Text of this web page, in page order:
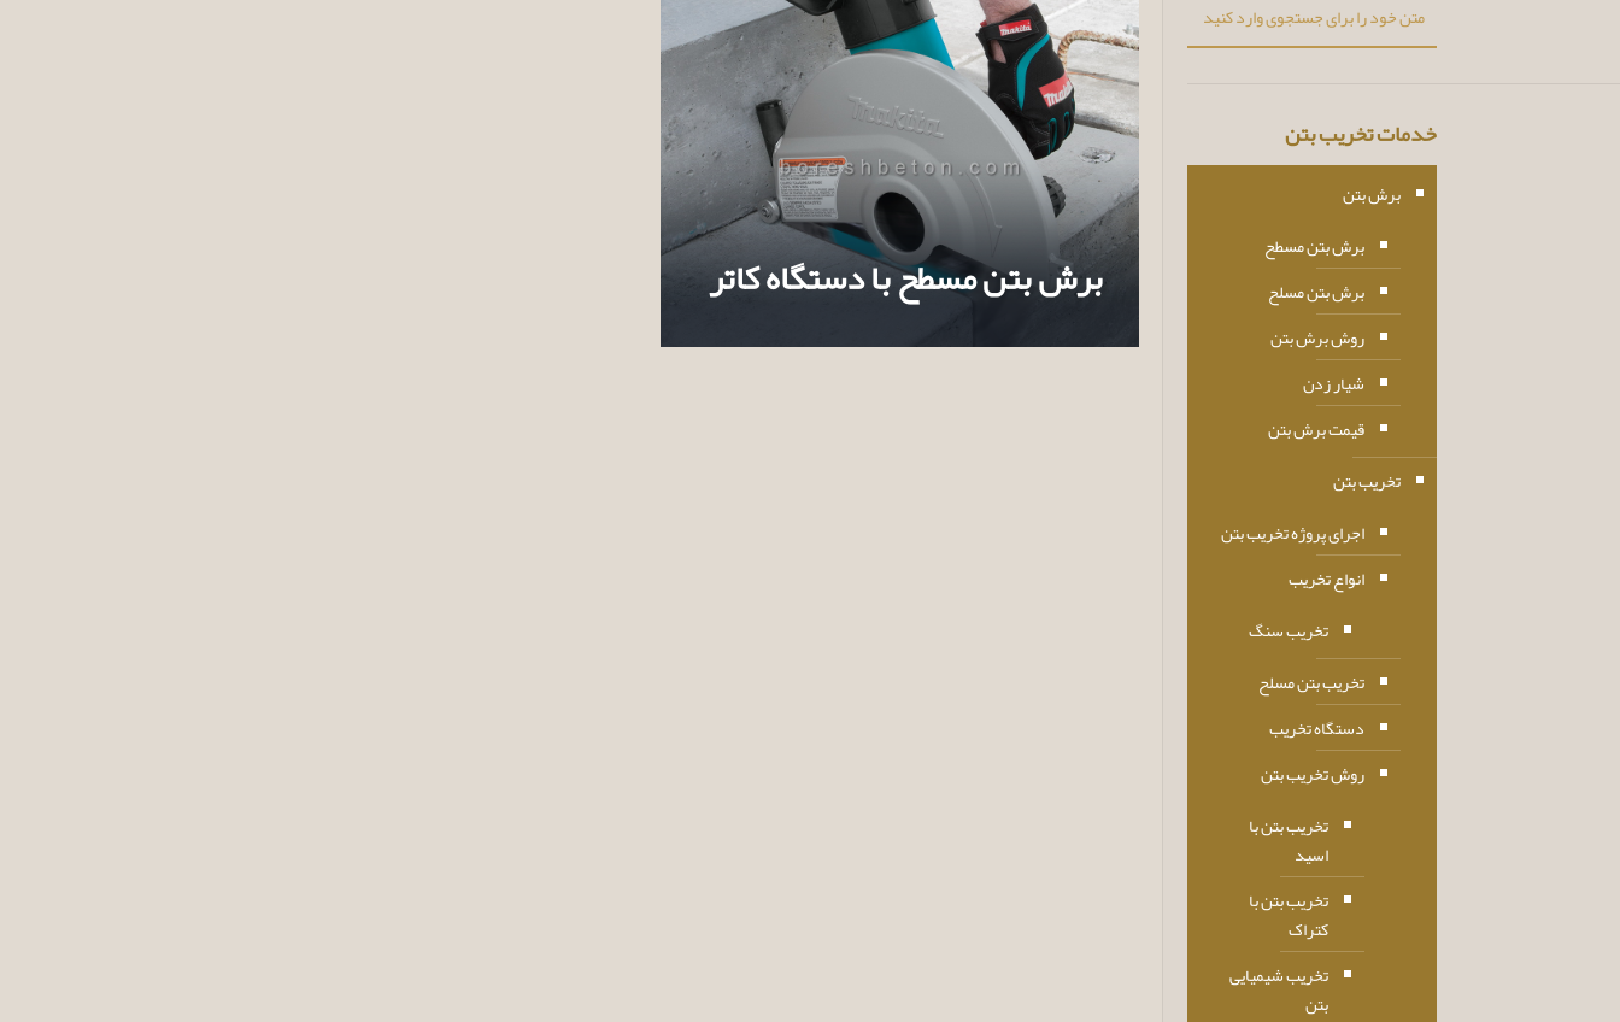
برش بتن مسطح با دستگاه کاتر
خدمات تخریب بتن
برش بتن
برش بتن مسطح
برش بتن مسلح
روش برش بتن
شیار زدن
قیمت برش بتن
تخریب بتن
اجرای پروژه تخریب بتن
انواع تخریب
تخریب سنگ
تخریب بتن مسلح
دستگاه تخریب
روش تخریب بتن
تخریب بتن با
اسید
تخریب بتن با
کتراک
تخریب شیمیایی
بتن